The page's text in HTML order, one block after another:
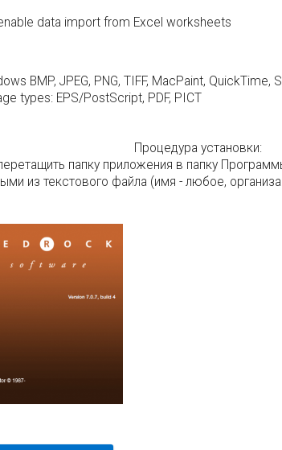
data import from Excel worksheets
BMP, JPEG, PNG, TIFF, MacPaint, QuickTime,
types: EPS/PostScript, PDF, PICT
Процедура установки:
папку приложения в папку
из текстового файла (имя - любое,